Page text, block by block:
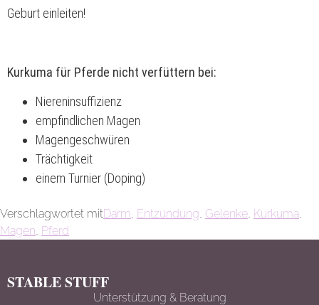
Geburt einleiten!
Kurkuma für Pferde nicht verfüttern bei:
Niereninsuffizienz
empfindlichen Magen
Magengeschwüren
Trächtigkeit
einem Turnier (Doping)
Verschlagwortet mitDarm Entzündung Gelenke Kurkuma
Magen Pferd
STABLE STUFF
Unterstützung & Beratung